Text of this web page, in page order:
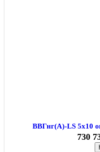
ВВГнг(А)-LS 5х10
730